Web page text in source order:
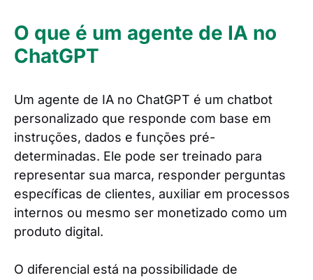
O que é um agente de IA no
ChatGPT
Um agente de IA no ChatGPT é um chatbot
personalizado que responde com base em
instruções, dados e funções pré-
determinadas. Ele pode ser treinado para
representar sua marca, responder perguntas
específicas de clientes, auxiliar em processos
internos ou mesmo ser monetizado como um
produto digital.
O diferencial está na possibilidade de